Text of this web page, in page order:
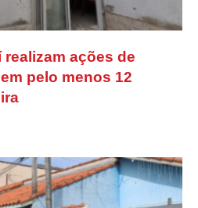
ações de
pelo menos 12